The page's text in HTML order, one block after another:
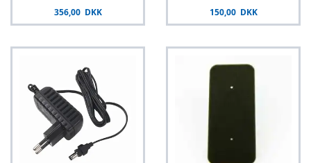
356,00 DKK 150,00 DKK